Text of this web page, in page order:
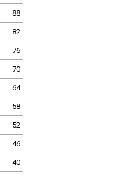
88
82
76
70
64
58
52
46
40